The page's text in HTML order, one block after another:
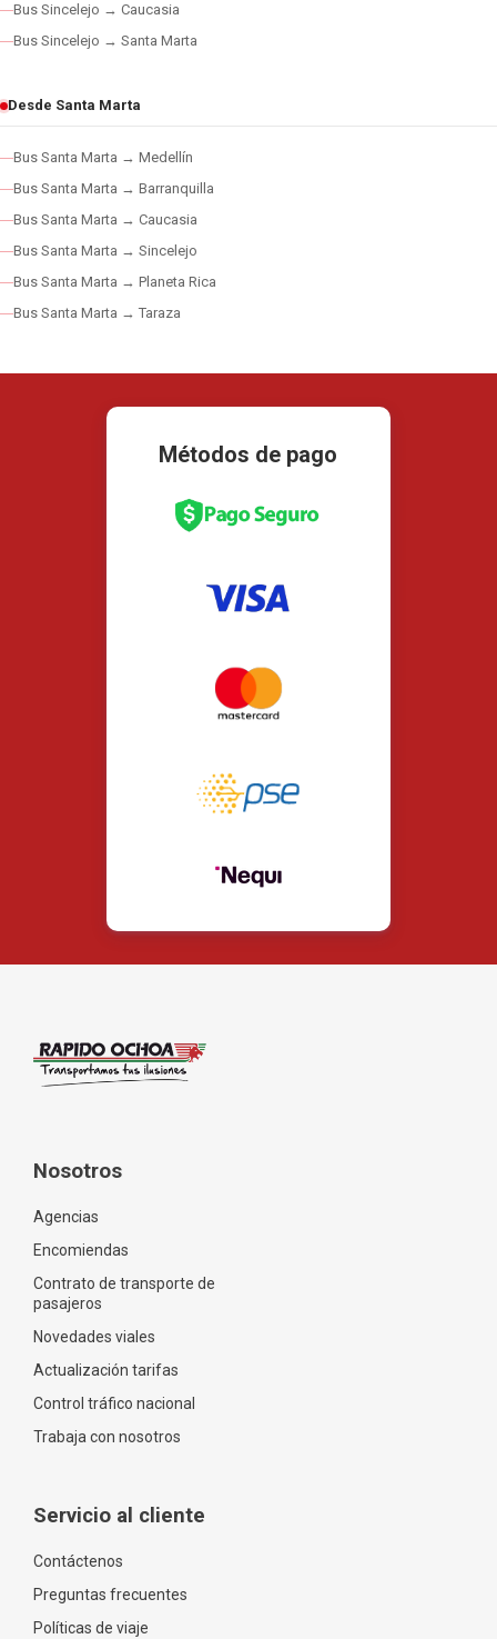
Bus Sincelejo → Caucasia
Bus Sincelejo → Santa Marta
Desde Santa Marta
Bus Santa Marta → Medellín
Bus Santa Marta → Barranquilla
Bus Santa Marta → Caucasia
Bus Santa Marta → Sincelejo
Bus Santa Marta → Planeta Rica
Bus Santa Marta → Taraza
Métodos de pago
Nosotros
Agencias
Encomiendas
Contrato de transporte de
pasajeros
Novedades viales
Actualización tarifas
Control tráfico nacional
Trabaja con nosotros
Servicio al cliente
Contáctenos
Preguntas frecuentes
Políticas de viaje